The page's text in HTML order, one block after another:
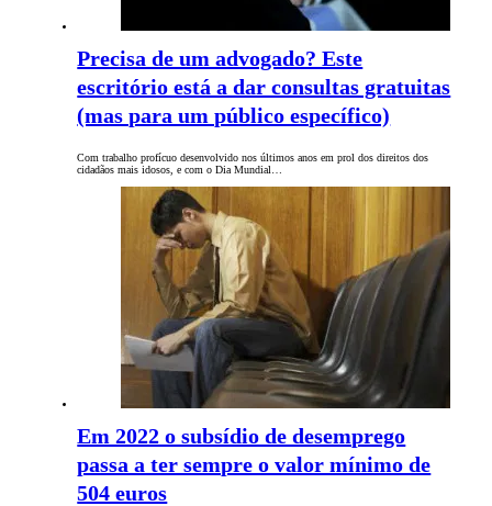
Precisa de um advogado? Este
escritório está a dar consultas gratuitas
(mas para um público específico)
Com trabalho profícuo desenvolvido nos últimos anos em prol dos direitos dos
cidadãos mais idosos, e com o Dia Mundial…
Em 2022 o subsídio de desemprego
passa a ter sempre o valor mínimo de
504 euros